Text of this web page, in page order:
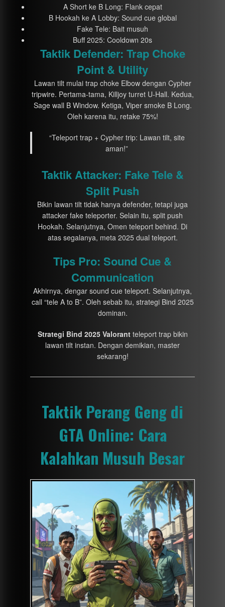
A Short ke B Long: Flank cepat
B Hookah ke A Lobby: Sound cue global
Fake Tele: Bait musuh
Buff 2025: Cooldown 20s
Taktik Defender: Trap Choke
Point & Utility
Lawan tilt mulai trap choke Elbow dengan Cypher
tripwire. Pertama-tama, Killjoy turret U-Hall. Kedua,
Sage wall B Window. Ketiga, Viper smoke B Long.
Oleh karena itu, retake 75%!
“Teleport trap + Cypher trip: Lawan tilt, site
aman!”
Taktik Attacker: Fake Tele &
Split Push
Bikin lawan tilt tidak hanya defender, tetapi juga
attacker fake teleporter. Selain itu, split push
Hookah. Selanjutnya, Omen teleport behind. Di
atas segalanya, meta 2025 dual teleport.
Tips Pro: Sound Cue &
Communication
Akhirnya, dengar sound cue teleport. Selanjutnya,
call “tele A to B”. Oleh sebab itu, strategi Bind 2025
dominan.
Strategi Bind 2025 Valorantteleport trap bikin
lawan tilt instan. Dengan demikian, master
sekarang!
Taktik Perang Geng di
GTA Online: Cara
Kalahkan Musuh Besar